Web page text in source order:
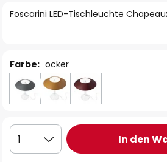
Foscarini LED-Tischleuchte
Farbe: ocker
1 In den